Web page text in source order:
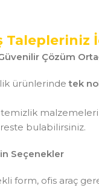
Talepleriniz
Çözüm
ürünlerindetek
bulabilirsiniz.
Seçenekler
form, ofis araç